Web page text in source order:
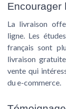
Encourager
La livraison
ligne. Les
français sont
livraison
vente qui
du e-commerce.